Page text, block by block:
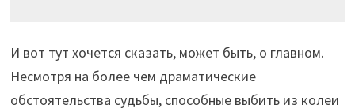
И вот тут хочется сказать, может быть, о главном.
Несмотря на более чем драматические
обстоятельства судьбы, способные выбить из колеи